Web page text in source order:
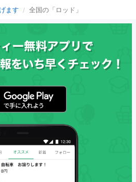
ます 全国の「ロッド」